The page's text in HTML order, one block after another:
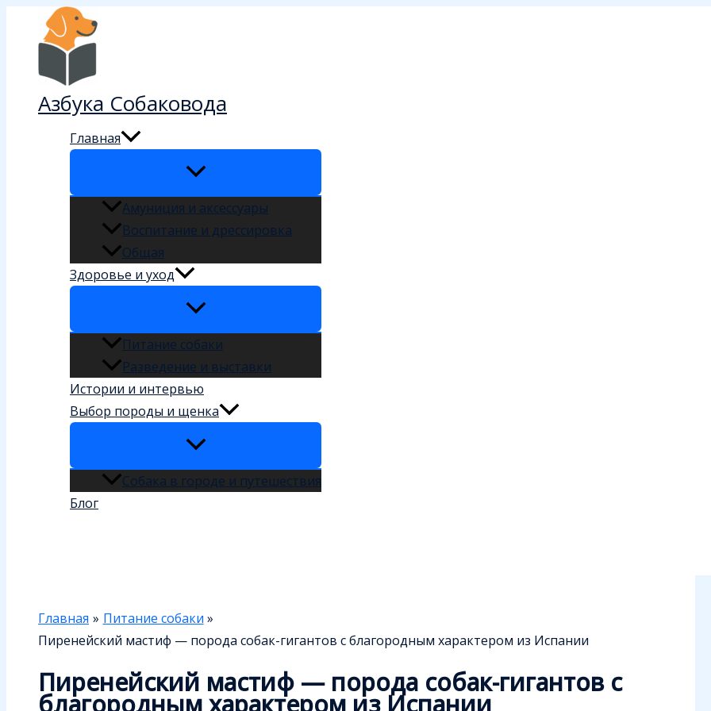
Перейти
Азбука Собаковода
Главная
Амуниция и аксессуары
Воспитание и дрессировка
Общая
Здоровье и уход
Питание собаки
Разведение и выставки
Истории и интервью
Выбор породы и щенка
Собака в городе и путешествия
Блог
Главная
Питание собаки
Пиренейский мастиф — порода собак-гигантов с благородным характером из Испании
Пиренейский мастиф — порода собак-гигантов с
благородным характером из Испании